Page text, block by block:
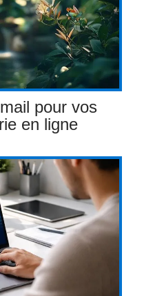
pour vos
en ligne